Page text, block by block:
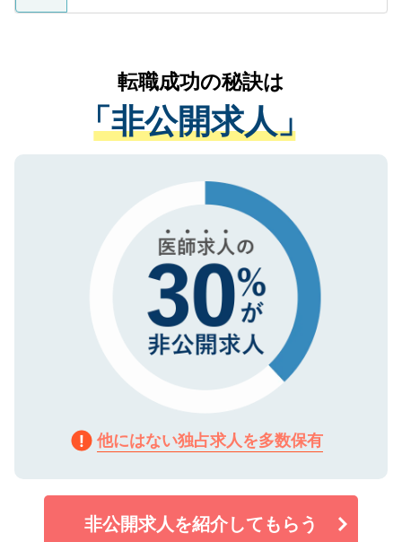
ているすべての個人データはご本人の許可
は、個人情報の取り扱いについての厳密な
管理基準を満たした事業者のみに付与され
る、プライバシーマークを取得済みです。
ご登録いただいた個人情報は、SSL（デー
で、機密保持に関してもご安心ください。
かがいして、現在の医療機関の状況や紹介
経験をまじえながら、適切なアドバイスを
させていただきます。すぐにご転職をされ
ない方には、長期的なサポートが可能です
ので、まずはご登録ください。
転職成功の秘訣は
「非公開求人」
他にはない独占求人を多数保有
非公開求人を紹介してもらう